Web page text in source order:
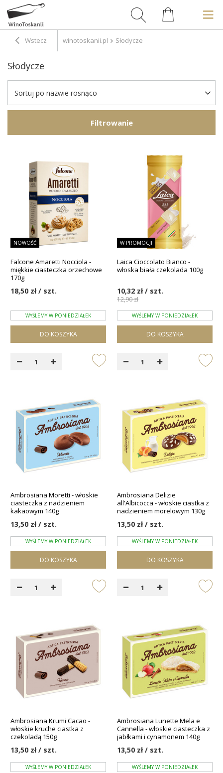
Wstecz winotoskanii.pl Słodycze
Słodycze
Sortuj po nazwie rosnąco
Filtrowanie
NOWOŚĆ
Falcone Amaretti Nocciola -
miękkie ciasteczka orzechowe
170g
18,50 zł / szt.
WYŚLEMY W PONIEDZIAŁEK
DO KOSZYKA
W PROMOCJI
Laica Cioccolato Bianco -
włoska biała czekolada 100g
12,90 zł
10,32 zł / szt.
WYŚLEMY W PONIEDZIAŁEK
DO KOSZYKA
Ambrosiana Moretti - włoskie
ciasteczka z nadzieniem
kakaowym 140g
13,50 zł / szt.
WYŚLEMY W PONIEDZIAŁEK
DO KOSZYKA
Ambrosiana Delizie
all'Albicocca - włoskie ciastka z
nadzieniem morelowym 130g
13,50 zł / szt.
WYŚLEMY W PONIEDZIAŁEK
DO KOSZYKA
Ambrosiana Krumi Cacao -
włoskie kruche ciastka z
czekoladą 150g
13,50 zł / szt.
WYŚLEMY W PONIEDZIAŁEK
Ambrosiana Lunette Mela e
Cannella - włoskie ciasteczka z
jabłkami i cynamonem 140g
13,50 zł / szt.
WYŚLEMY W PONIEDZIAŁEK